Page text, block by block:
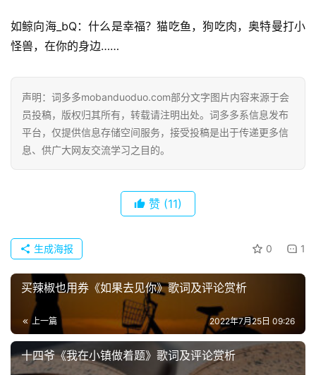
首
词
好
句
经
典
歌
词
如鲸向海_bQ：什么是幸福？猫吃鱼，狗吃肉，奥特曼打小
怪兽，在你的身边……
声明：词多多mobanduoduo.com部分文字图片内容来源于会
员投稿，版权归其所有，转载请注明出处。词多多系信息发布
平台，仅提供信息存储空间服务，接受投稿是出于传递更多信
息、供广大网友交流学习之目的。
赞 (11)
0 1
生成海报
买辣椒也用券《如果去见你》歌词及评论赏析
上一篇 2022年7月25日 09:26
十四爷《我在小镇做着题》歌词及评论赏析